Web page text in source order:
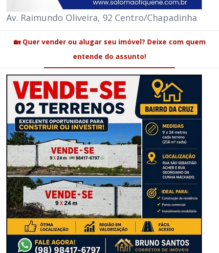
Av. Raimundo Oliveira, 92 Centro/Chapadinha
🏡 Quer vender ou alugar seu imóvel? Deixe com quem
entende do assunto!